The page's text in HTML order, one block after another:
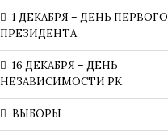
1 ДЕКАБРЯ – ДЕНЬ ПЕРВОГО
ПРЕЗИДЕНТА
16 ДЕКАБРЯ – ДЕНЬ
НЕЗАВИСИМОСТИ РК
ВЫБОРЫ